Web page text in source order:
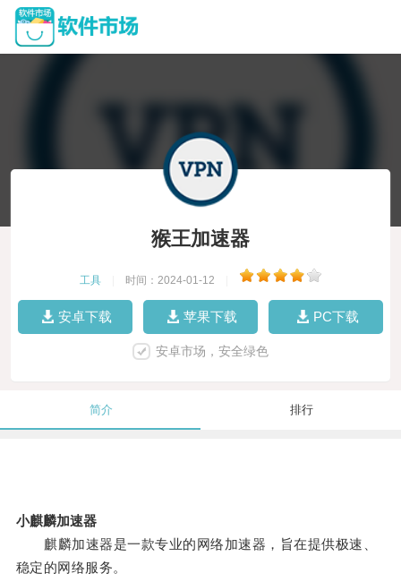
猴王加速器
工具 时间：2024-01-12
安卓下载 苹果下载 PC下载
安卓市场，安全绿色
简介 排行
小麒麟加速器
麒麟加速器是一款专业的网络加速器，旨在提供极速、
稳定的网络服务。